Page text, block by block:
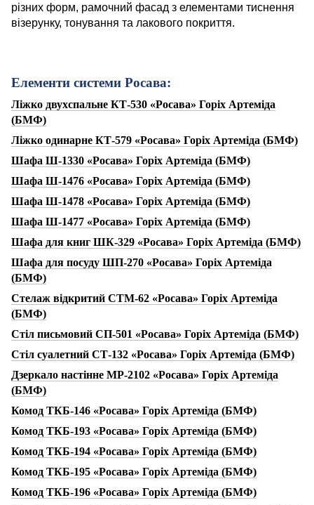
різних форм, рамочний фасад з елементами тиснення
візерунку, тонування та лакового покриття.
Елементи системи Росава:
Ліжко двухспальне КТ-530 «Росава» Горіх Артеміда
(БМФ)
Ліжко одинарне КТ-579 «Росава» Горіх Артеміда (БМФ)
Шафа Ш-1330 «Росава» Горіх Артеміда (БМФ)
Шафа Ш-1476 «Росава» Горіх Артеміда (БМФ)
Шафа Ш-1478 «Росава» Горіх Артеміда (БМФ)
Шафа Ш-1477 «Росава» Горіх Артеміда (БМФ)
Шафа для книг ШК-329 «Росава» Горіх Артеміда (БМФ)
Шафа для посуду ШП-270 «Росава» Горіх Артеміда
(БМФ)
Стелаж відкритий СТМ-62 «Росава» Горіх Артеміда
(БМФ)
Стіл письмовий СП-501 «Росава» Горіх Артеміда (БМФ)
Стіл суалетний СТ-132 «Росава» Горіх Артеміда (БМФ)
Дзеркало настінне МР-2102 «Росава» Горіх Артеміда
(БМФ)
Комод ТКБ-146 «Росава» Горіх Артеміда (БМФ)
Комод ТКБ-193 «Росава» Горіх Артеміда (БМФ)
Комод ТКБ-194 «Росава» Горіх Артеміда (БМФ)
Комод ТКБ-195 «Росава» Горіх Артеміда (БМФ)
Комод ТКБ-196 «Росава» Горіх Артеміда (БМФ)